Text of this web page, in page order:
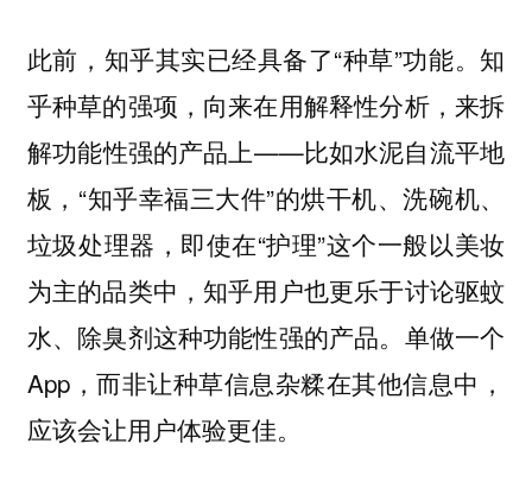
此前，知乎其实已经具备了“种草”功能。知
乎种草的强项，向来在用解释性分析，来拆
解功能性强的产品上——比如水泥自流平地
板，“知乎幸福三大件”的烘干机、洗碗机、
垃圾处理器，即使在“护理”这个一般以美妆
为主的品类中，知乎用户也更乐于讨论驱蚊
水、除臭剂这种功能性强的产品。单做一个
App，而非让种草信息杂糅在其他信息中，
应该会让用户体验更佳。